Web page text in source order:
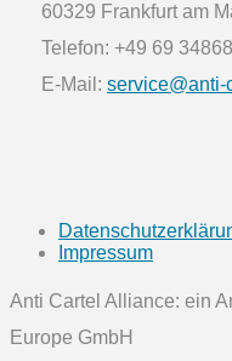
60329 Frankfurt am
Telefon: +49 69
E-Mail:
Impressum
Anti Cartel Alliance: ein
Europe GmbH